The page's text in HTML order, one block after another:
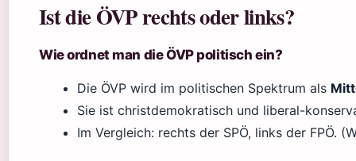
Ist die ÖVP rechts oder links?
Wie ordnet man die ÖVP politisch ein?
Die ÖVP wird im politischen Spektrum als
Sie ist christdemokratisch und liberal-
Im Vergleich: rechts der SPÖ, links der FPÖ.